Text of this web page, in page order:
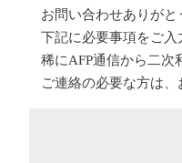
お問い合わせありがと
下記に必要事項をご
稀にAFP通信から二次
ご連絡の必要な方は